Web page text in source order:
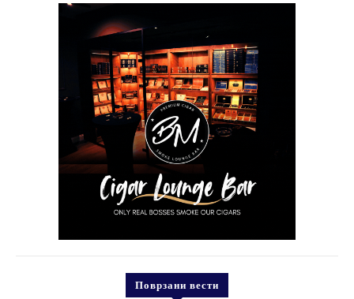
Поврзани вести